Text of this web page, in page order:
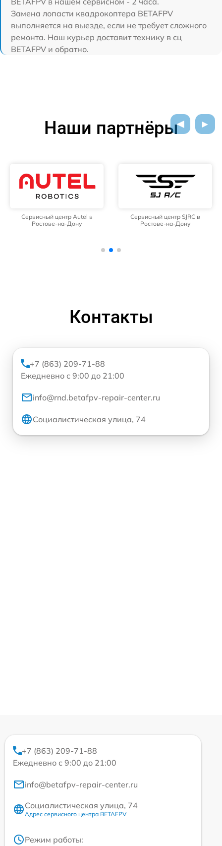
Замена лопасти квадрокоптера BETAFPV
выполняется на выезде, если не требует сложного
ремонта. Наш курьер доставит технику в сц
BETAFPV и обратно.
Наши партнёры
Сервисный центр Autel в
Ростове-на-Дону
Сервисный центр SJRC в
Ростове-на-Дону
Контакты
+7 (863) 209-71-88
Ежедневно с 9:00 до 21:00
info@rnd.betafpv-repair-center.ru
Социалистическая улица, 74
+7 (863) 209-71-88
Ежедневно с 9:00 до 21:00
info@betafpv-repair-center.ru
Социалистическая улица, 74
Адрес сервисного центра BETAFPV
Режим работы: